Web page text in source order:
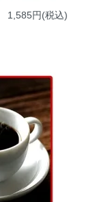
1,585円(税込)